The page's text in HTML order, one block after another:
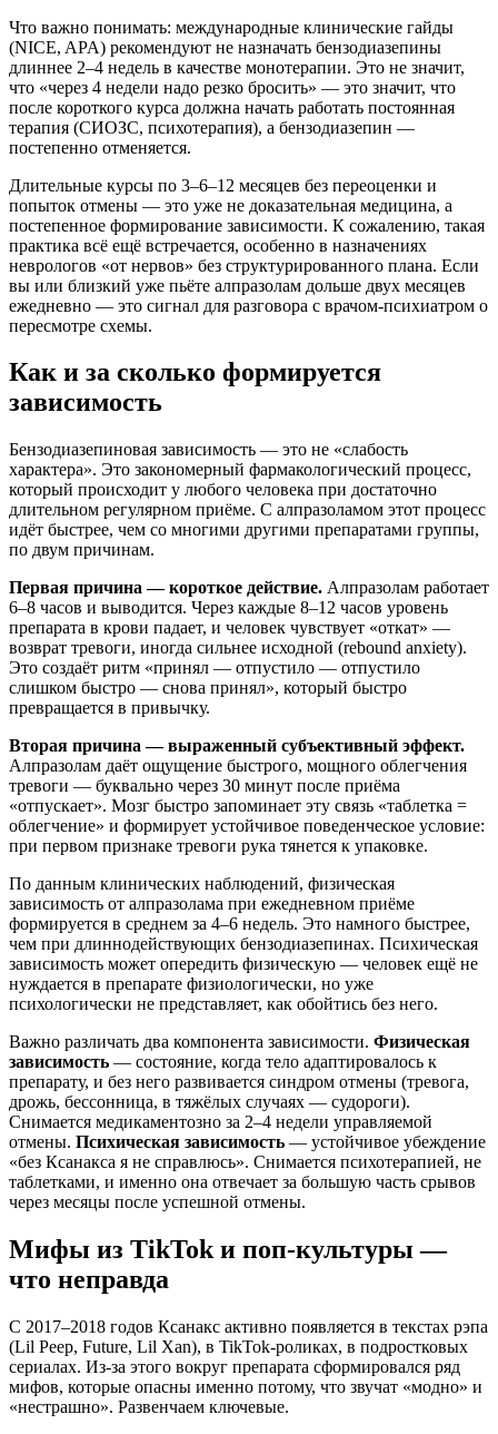
Что важно понимать: международные клинические гайды
(NICE, APA) рекомендуют не назначать бензодиазепины
длиннее 2–4 недель в качестве монотерапии. Это не значит,
что «через 4 недели надо резко бросить» — это значит, что
после короткого курса должна начать работать постоянная
терапия (СИОЗС, психотерапия), а бензодиазепин —
постепенно отменяется.
Длительные курсы по 3–6–12 месяцев без переоценки и
попыток отмены — это уже не доказательная медицина, а
постепенное формирование зависимости. К сожалению, такая
практика всё ещё встречается, особенно в назначениях
неврологов «от нервов» без структурированного плана. Если
вы или близкий уже пьёте алпразолам дольше двух месяцев
ежедневно — это сигнал для разговора с врачом-психиатром о
пересмотре схемы.
Как и за сколько формируется
зависимость
Бензодиазепиновая зависимость — это не «слабость
характера». Это закономерный фармакологический процесс,
который происходит у любого человека при достаточно
длительном регулярном приёме. С алпразоламом этот процесс
идёт быстрее, чем со многими другими препаратами группы,
по двум причинам.
Первая причина — короткое действие. Алпразолам работает
6–8 часов и выводится. Через каждые 8–12 часов уровень
препарата в крови падает, и человек чувствует «откат» —
возврат тревоги, иногда сильнее исходной (rebound anxiety).
Это создаёт ритм «принял — отпустило — отпустило
слишком быстро — снова принял», который быстро
превращается в привычку.
Вторая причина — выраженный субъективный эффект.
Алпразолам даёт ощущение быстрого, мощного облегчения
тревоги — буквально через 30 минут после приёма
«отпускает». Мозг быстро запоминает эту связь «таблетка =
облегчение» и формирует устойчивое поведенческое условие:
при первом признаке тревоги рука тянется к упаковке.
По данным клинических наблюдений, физическая
зависимость от алпразолама при ежедневном приёме
формируется в среднем за 4–6 недель. Это намного быстрее,
чем при длиннодействующих бензодиазепинах. Психическая
зависимость может опередить физическую — человек ещё не
нуждается в препарате физиологически, но уже
психологически не представляет, как обойтись без него.
Важно различать два компонента зависимости. Физическая
зависимость — состояние, когда тело адаптировалось к
препарату, и без него развивается синдром отмены (тревога,
дрожь, бессонница, в тяжёлых случаях — судороги).
Снимается медикаментозно за 2–4 недели управляемой
отмены. Психическая зависимость — устойчивое убеждение
«без Ксанакса я не справлюсь». Снимается психотерапией, не
таблетками, и именно она отвечает за большую часть срывов
через месяцы после успешной отмены.
Мифы из TikTok и поп-культуры —
что неправда
С 2017–2018 годов Ксанакс активно появляется в текстах рэпа
(Lil Peep, Future, Lil Xan), в TikTok-роликах, в подростковых
сериалах. Из-за этого вокруг препарата сформировался ряд
мифов, которые опасны именно потому, что звучат «модно» и
«нестрашно». Развенчаем ключевые.